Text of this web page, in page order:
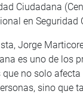
Ciudadana
en Seguridad
Jorge
es uno de los
no solo afecta
sino que